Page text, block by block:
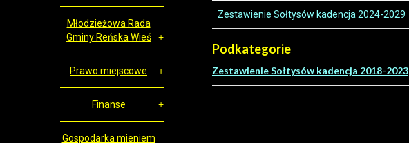
Zestawienie Sołtysów kadencja 2024-2029
Podkategorie
Zestawienie Sołtysów kadencja 2018-2023
Młodzieżowa Rada
Gminy Reńska Wieś
Prawo miejscowe
Finanse
Gospodarka mieniem